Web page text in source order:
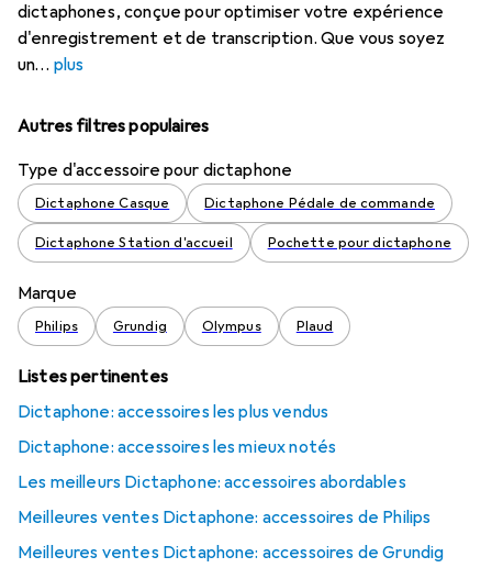
dictaphones, conçue pour optimiser votre expérience
d'enregistrement et de transcription. Que vous soyez
un
plus
Autres filtres populaires
Type d'accessoire pour dictaphone
Dictaphone Casque Dictaphone Pédale de commande
Dictaphone Station d'accueil Pochette pour dictaphone
Marque
Philips Grundig Olympus Plaud
Listes pertinentes
Dictaphone: accessoires les plus vendus
Dictaphone: accessoires les mieux notés
Les meilleurs Dictaphone: accessoires abordables
Meilleures ventes Dictaphone: accessoires de Philips
Meilleures ventes Dictaphone: accessoires de Grundig